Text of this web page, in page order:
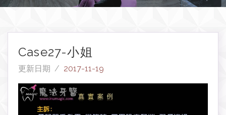
Case27-小姐
更新日期 / 2017-11-19